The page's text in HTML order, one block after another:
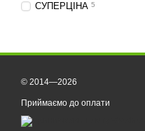
СУПЕРЦІНА 5
© 2014—2026
Приймаємо до оплати